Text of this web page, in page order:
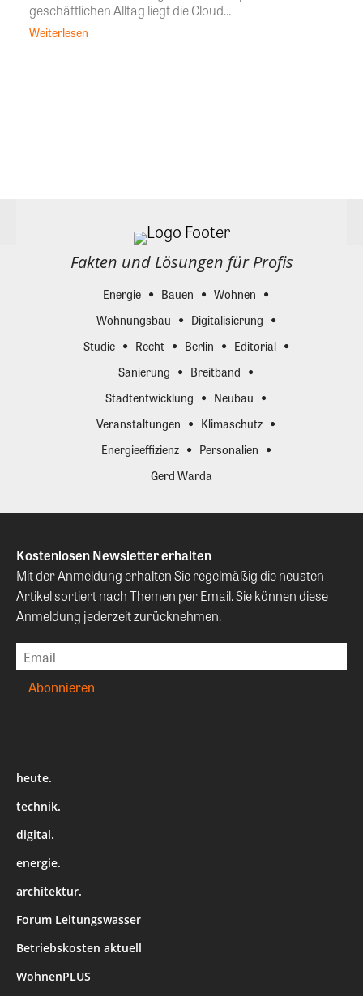
geschäftlichen Alltag liegt die Cloud...
Weiterlesen
Fakten und Lösungen für Profis
Energie Bauen
Wohnen
Wohnungsbau
Digitalisierung
Studie
Recht Berlin
Editorial
Sanierung
Breitband
Stadtentwicklung
Neubau
Veranstaltungen
Klimaschutz
Energieeffizienz
Personalien
Gerd Warda
Kostenlosen Newsletter erhalten
Mit der Anmeldung erhalten Sie regelmäßig die neusten
Artikel sortiert nach Themen per Email. Sie können diese
Anmeldung jederzeit zurücknehmen.
heute.
technik.
digital.
energie.
architektur.
Forum Leitungswasser
Betriebskosten aktuell
WohnenPLUS